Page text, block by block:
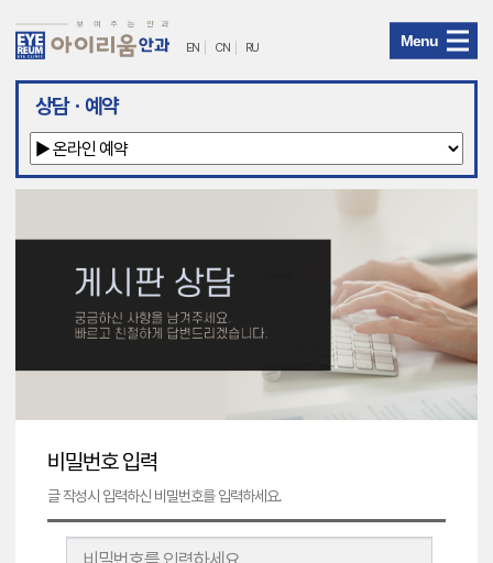
아
리
안
과
EN CN RU Menu
상담ㆍ예약
비밀번호 입력
글 작성시 입력하신 비밀번호를 입력하세요.